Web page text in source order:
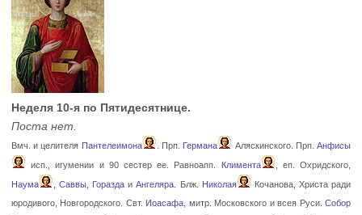
Неделя 10-я по Пятидесятнице.
Поста нет.
Вмч. и целителя Пантелеимона . Прп. Германа Аляскинского. Прп.Анфисы
исп., игумении и 90 сестер ее. Равноапп.
Климента
, еп. Охридского,
Наума
,Саввы Горазда иАнгеляра . Блж. Николая
Кочанова, Христа ради
юродивого, Новгородского. Свт. Иоасафа , митр. Московского и всея Руси.Собор